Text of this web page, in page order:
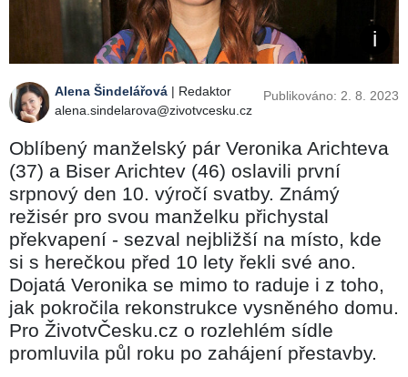
Alena Šindelářová | Redaktor
alena.sindelarova@zivotvcesku.cz
Publikováno: 2. 8. 2023
Oblíbený manželský pár Veronika Arichteva
(37) a Biser Arichtev (46) oslavili první
srpnový den 10. výročí svatby. Známý
režisér pro svou manželku přichystal
překvapení - sezval nejbližší na místo, kde
si s herečkou před 10 lety řekli své ano.
Dojatá Veronika se mimo to raduje i z toho,
jak pokročila rekonstrukce vysněného domu.
Pro ŽivotvČesku.cz o rozlehlém sídle
promluvila půl roku po zahájení přestavby.